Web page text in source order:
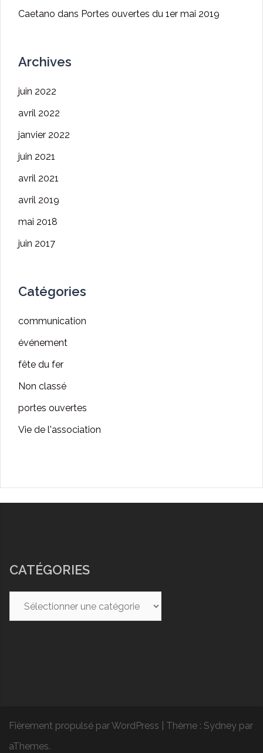
Caetano dans Portes ouvertes du 1er mai 2019
Archives
juin 2022
avril 2022
janvier 2022
juin 2021
avril 2021
avril 2019
mai 2018
juin 2017
Catégories
communication
événement
fête du fer
Non classé
portes ouvertes
Vie de l'association
CATÉGORIES
Fièrement propulsé par WordPress Thème : Sydney par
aThemes.